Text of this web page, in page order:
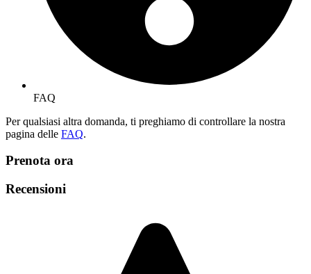
FAQ
Per qualsiasi altra domanda, ti preghiamo di controllare la nostra
pagina delle FAQ.
Prenota ora
Recensioni